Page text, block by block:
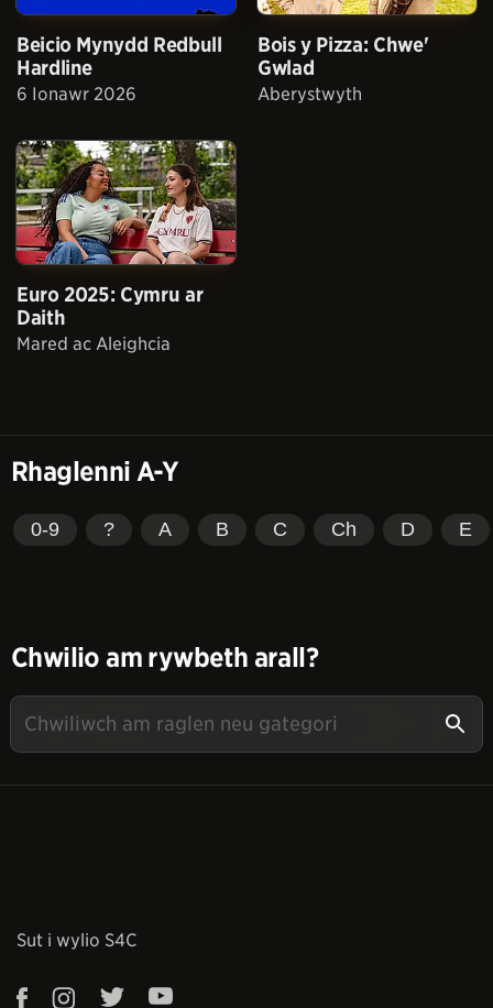
Beicio Mynydd Redbull
Hardline
6 Ionawr 2026
Bois y Pizza: Chwe'
Gwlad
Aberystwyth
Euro 2025: Cymru ar
Daith
Mared ac Aleighcia
Rhaglenni A-Y
0-9 ? A B C Ch D E
Chwilio am rywbeth arall?
Sut i wylio S4C